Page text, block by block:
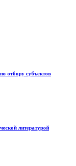
отбору субъектов
литературой